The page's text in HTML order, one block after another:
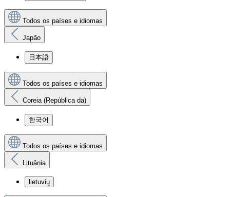
Todos os países e idiomas
Japão
日本語
Todos os países e idiomas
Coreia (República da)
한국어
Todos os países e idiomas
Lituânia
lietuvių